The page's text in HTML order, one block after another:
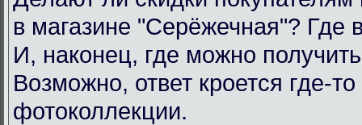
в магазине "Серёжечная"? Где
И, наконец, где можно
Возможно, ответ кроется где-то
фотоколлекции.